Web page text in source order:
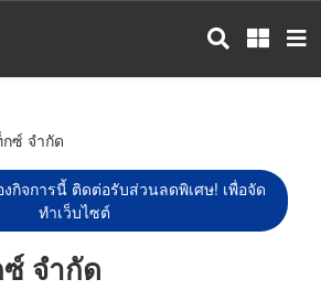
ซ์ จำกัด
กิจการนี้ ติดต่อรับส่วนลดพิเศษ! เพื่อจัด
ทำเว็บไซต์
จำกัด